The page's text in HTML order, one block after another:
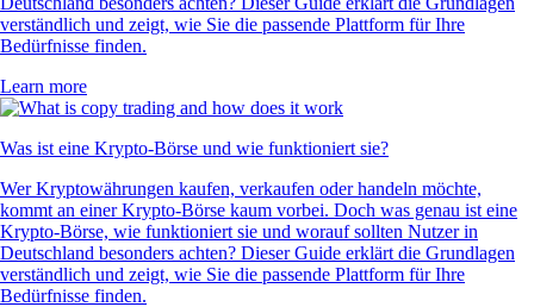
verständlich und zeigt, wie Sie die passende Plattform für Ihre
Bedürfnisse finden.
Learn more
Was ist eine Krypto-Börse und wie funktioniert sie?
Wer Kryptowährungen kaufen, verkaufen oder handeln möchte,
kommt an einer Krypto-Börse kaum vorbei. Doch was genau ist eine
Krypto-Börse, wie funktioniert sie und worauf sollten Nutzer in
Deutschland besonders achten? Dieser Guide erklärt die Grundlagen
verständlich und zeigt, wie Sie die passende Plattform für Ihre
Bedürfnisse finden.